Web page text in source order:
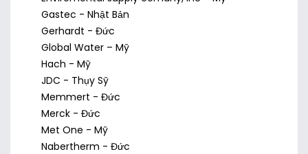
Gastec - Nhật Bản
Gerhardt - Đức
Global Water – Mỹ
Hach - Mỹ
JDC - Thụy Sỹ
Memmert - Đức
Merck - Đức
Met One - Mỹ
Nabertherm - Đức